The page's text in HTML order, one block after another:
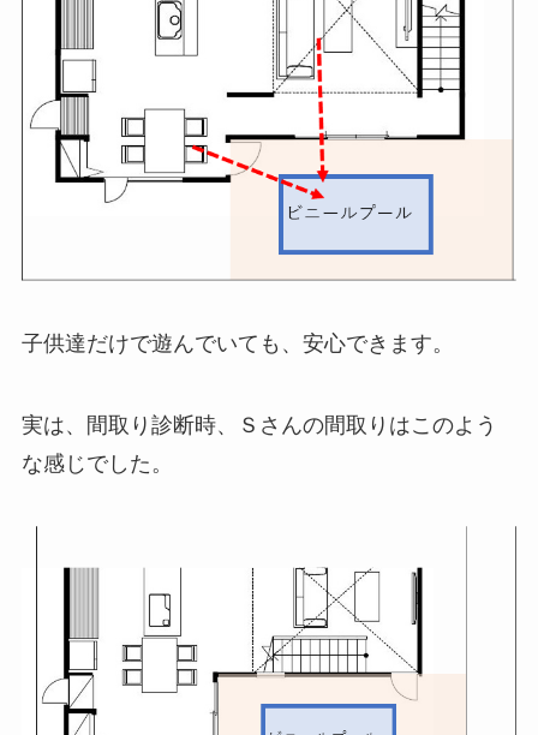
子供達だけで遊んでいても、安心できます。
実は、間取り診断時、Ｓさんの間取りはこのよう
な感じでした。